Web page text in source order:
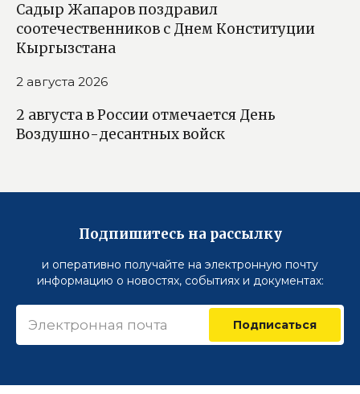
Садыр Жапаров поздравил
соотечественников с Днем Конституции
Кыргызстана
2 августа 2026
2 августа в России отмечается День
Воздушно-десантных войск
Подпишитесь на рассылку
и оперативно получайте на электронную почту
информацию о новостях, событиях и документах:
Подписаться